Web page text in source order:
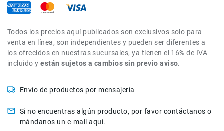
Videolamparas
Switcheras
de
video
Cine
Lentes
Cine
Rigs
Todos los precios aquí publicados son exclusivos solo para
venta en línea, son independientes y pueden ser diferentes a
los ofrecidos en nuestras sucursales, ya tienen el 16% de IVA
incluido yestán sujetos a cambios sin previo aviso.
Envío de productos por mensajería
Si no encuentras algún producto, por favor contáctanos o
mándanos un e-mail aquí.